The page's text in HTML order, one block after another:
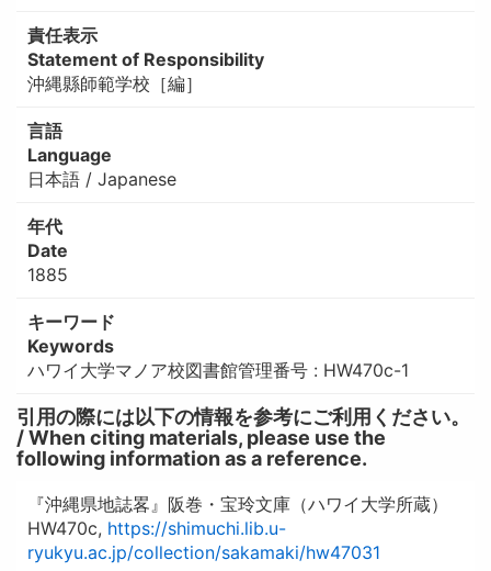
責任表示
Statement of Responsibility
沖縄縣師範学校［編］
言語
Language
日本語 / Japanese
年代
Date
1885
キーワード
Keywords
ハワイ大学マノア校図書館管理番号 : HW470c-1
引用の際には以下の情報を参考にご利用ください。
/ When citing materials, please use the
following information as a reference.
『沖縄県地誌畧』阪巻・宝玲文庫（ハワイ大学所蔵）
HW470c, https://shimuchi.lib.u-
ryukyu.ac.jp/collection/sakamaki/hw47031